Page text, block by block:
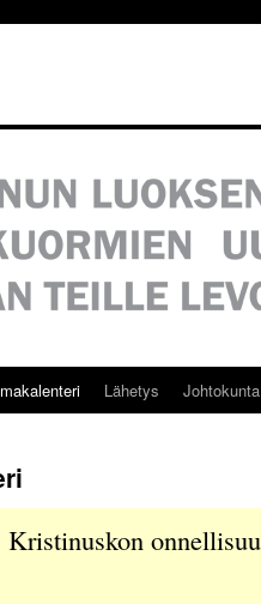
Lähetys Johtokunta